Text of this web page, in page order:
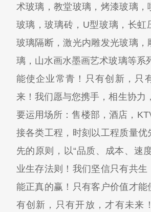
术玻璃，教堂玻璃，烤漆玻璃，
玻璃，玻璃砖，U型玻璃，长虹
玻璃隔断，激光内雕发光玻璃，
璃，山水画水墨画艺术玻璃等系
能使企业常青！只有创新，只
来！我们愿与您携手，相生协力
要运用场所：售楼部，酒店，
接各类工程，时刻以工程质量优
先的原则，以“品质、成本、速
业生存法则！我们坚信只有共生
能正真的赢！只有客户价值才能
有创新，只有开放，才有未来